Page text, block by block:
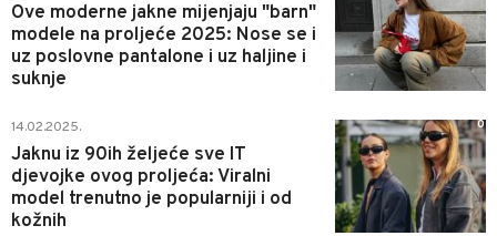
Ove moderne jakne mijenjaju "barn"
modele na proljeće 2025: Nose se i
uz poslovne pantalone i uz haljine i
suknje
14.02.2025.
Jaknu iz 90ih željeće sve IT
djevojke ovog proljeća: Viralni
model trenutno je popularniji i od
kožnih
0